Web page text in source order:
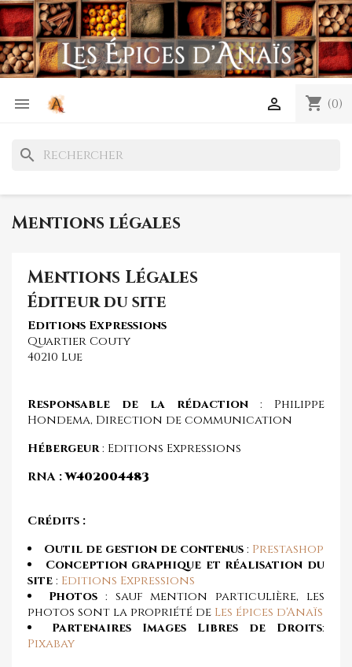
 shopping_cart (0)

search
Mentions légales
Mentions Légales
Éditeur du site
Editions Expressions
Quartier Couty
40210 Lue
Responsable de la rédaction : Philippe
Hondema, Direction de communication
Hébergeur: Editions Expressions
RNA :W402004483
Crédits :
Outil de gestion de contenus: Prestashop
Conception graphique et réalisation du
site: Editions Expressions
Photos : sauf mention particulière, les
photos sont la propriété de Les épices d'Anaïs
Partenaires Images Libres de Droits:
Pixabay